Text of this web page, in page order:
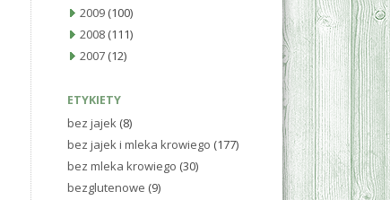
2009 (100)
2008 (111)
2007 (12)
ETYKIETY
bez jajek (8)
bez jajek i mleka krowiego (177)
bez mleka krowiego (30)
bezglutenowe (9)